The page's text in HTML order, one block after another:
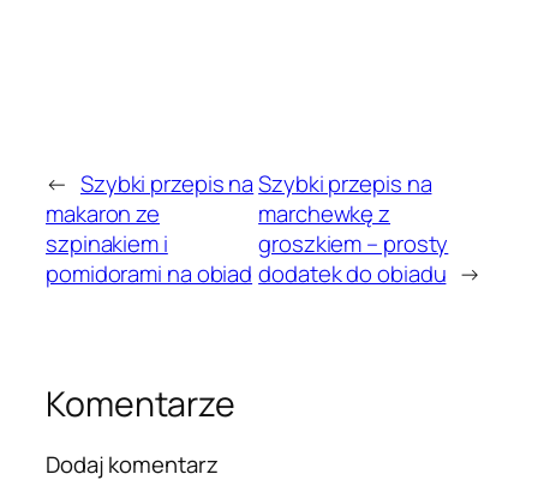
← Szybki przepis na
makaron ze
szpinakiem i
pomidorami na obiad
Szybki przepis na
marchewkę z
groszkiem – prosty
dodatek do obiadu →
Komentarze
Dodaj komentarz